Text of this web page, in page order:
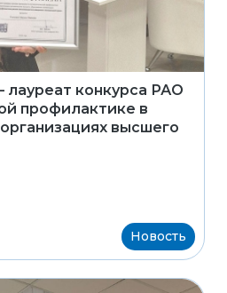
лауреат конкурса РАО
профилактике в
высшего
Новость